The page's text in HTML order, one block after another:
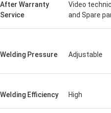
từ Ba Lan
từng phần với thông tin
hơn hoặc tùy chỉnh
biết!
After Warranty
Service
Video
and Spare
Welding Pressure Adjustable
Welding Efficiency High